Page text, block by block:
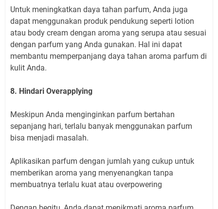
Untuk meningkatkan daya tahan parfum, Anda juga
dapat menggunakan produk pendukung seperti lotion
atau body cream dengan aroma yang serupa atau sesuai
dengan parfum yang Anda gunakan. Hal ini dapat
membantu memperpanjang daya tahan aroma parfum di
kulit Anda.
8. Hindari Overapplying
Meskipun Anda menginginkan parfum bertahan
sepanjang hari, terlalu banyak menggunakan parfum
bisa menjadi masalah.
Aplikasikan parfum dengan jumlah yang cukup untuk
memberikan aroma yang menyenangkan tanpa
membuatnya terlalu kuat atau overpowering